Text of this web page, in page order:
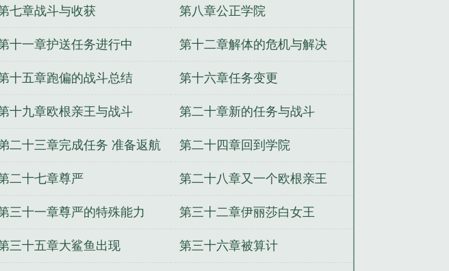
第七舰队司令 第七舰队司令 舰队司令和基地司令哪个大
美国第七舰队司令 北洋舰队司令 俄罗斯太平洋舰队司令
令 美国二战太平洋舰队司令 云顶舰队司令宝箱
司令是什么级别的 银河舰队司令 日本第三舰队司令
舰队司令
北海舰队司令 黑海舰队司令
舰队司令贝壳约里克在哪里
队司令 黄阳胜南海舰队司令 日裔太平洋舰队司令
舰队司令 舰队司令相当于地方什么干部 舰队司令员是什么级
二战美国舰队司令 中国人民解放军东海舰队司令 大学生的丧
要后宫要江湖 亡灵的远征 守望仙途 圣战神录
七章战斗与收获 第八章公正学院
十一章护送任务进行中 第十二章解体的危机与解决
十五章跑偏的战斗总结 第十六章任务变更
十九章欧根亲王与战斗 第二十章新的任务与战斗
二十三章完成任务 准备返航 第二十四章回到学院
二十七章尊严 第二十八章又一个欧根亲王
三十一章尊严的特殊能力 第三十二章伊丽莎白女王
三十五章大鲨鱼出现 第三十六章被算计